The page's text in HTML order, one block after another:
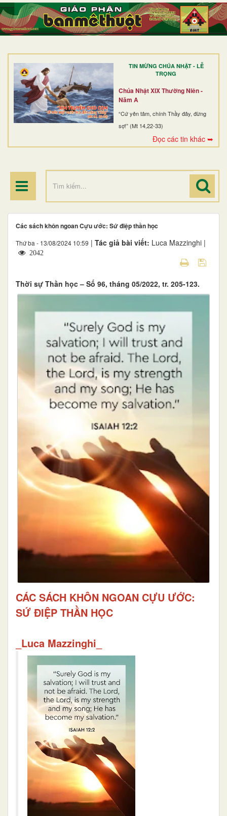
TIN MỪNG CHÚA NHẬT - LỄ
TRỌNG
Chúa Nhật XIX Thường Niên -
Năm A
“Cứ yên tâm, chính Thầy đây, đừng
sợ!” (Mt 14,22-33)
Đọc các tin khác ➥
TRANG NHẤT
GIỚI THIỆU
DÒNG TU
BAN MỤC VỤ
ĐOÀN THỂ CG
ĐIỂM HÀNH HƯƠNG
Các sách khôn ngoan Cựu ước: Sứ điệp thần học
Thứ ba - 13/08/2024 10:59 | Tác giả bài viết: Luca Mazzinghi |
2042
Thời sự Thần học – Số 96, tháng 05/2022, tr. 205-123.
CÁC SÁCH KHÔN NGOAN CỰU ƯỚC:
SỨ ĐIỆP THẦN HỌC
_Luca Mazzinghi_